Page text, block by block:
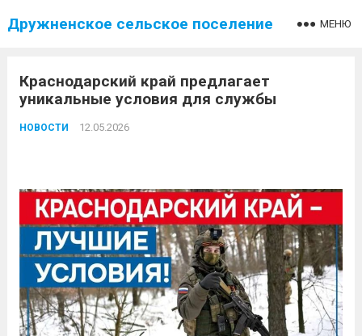
Дружненское сельское поселение МЕНЮ
Краснодарский край предлагает
уникальные условия для службы
НОВОСТИ 12.05.2026